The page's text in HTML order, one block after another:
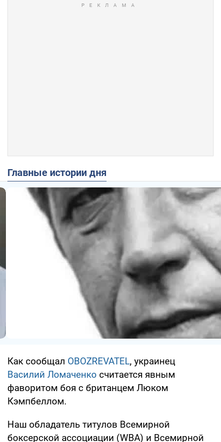
Главные истории дня
Как сообщал OBOZREVATEL, украинец
Василий Ломаченко считается явным
фаворитом боя с британцем Люком
Кэмпбеллом.
Наш обладатель титулов Всемирной
боксерской ассоциации (WBA) и Всемирной